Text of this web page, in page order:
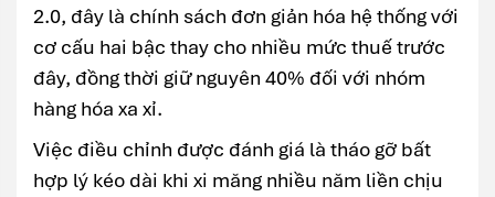
2.0, đây là chính sách đơn giản hóa hệ thống với
cơ cấu hai bậc thay cho nhiều mức thuế trước
đây, đồng thời giữ nguyên 40% đối với nhóm
hàng hóa xa xỉ.
Việc điều chỉnh được đánh giá là tháo gỡ bất
hợp lý kéo dài khi xi măng nhiều năm liền chịu